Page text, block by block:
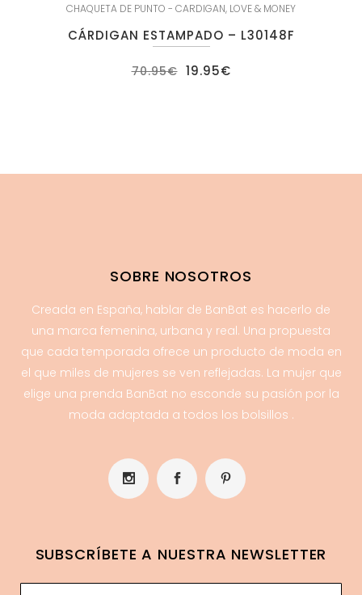
CHAQUETA DE PUNTO - CARDIGAN, LOVE & MONEY
CÁRDIGAN ESTAMPADO – L30148F
70.95€ El
precio
19.95€El
SOBRE NOSOTROS
Creada en España, hablar de BanBat es hacerlo de
una marca femenina, urbana y real. Una propuesta
que cada temporada ofrece un producto de moda en
el que miles de mujeres se ven reflejadas. La mujer que
elige una prenda BanBat no esconde su pasión por la
moda adaptada a todos los bolsillos .
SUBSCRÍBETE A NUESTRA NEWSLETTER